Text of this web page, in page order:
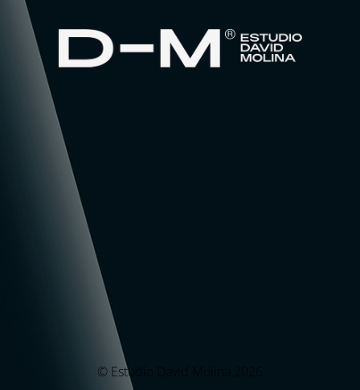
© Estudio David Molina 2026